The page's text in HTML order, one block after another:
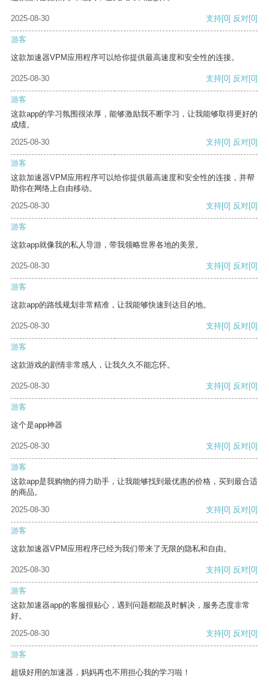
2025-08-30 支持[0] 反对[0]
游客
这款加速器VPM应用程序可以给你提供最高速度和安全性的连接。
2025-08-30 支持[0] 反对[0]
游客
这款app的学习氛围很浓厚，能够激励我不断学习，让我能够取得更好的
成绩。
2025-08-30
支持[0] 反对[0]
游客
这款加速器VPM应用程序可以给你提供最高速度和安全性的连接，并帮
助你在网络上自由移动。
2025-08-30
支持[0] 反对[0]
游客
这款app就像我的私人导游，带我领略世界各地的美景。
2025-08-30 支持[0] 反对[0]
游客
这款app的路线规划非常精准，让我能够快速到达目的地。
2025-08-30 支持[0] 反对[0]
游客
这款游戏的剧情非常感人，让我久久不能忘怀。
2025-08-30 支持[0] 反对[0]
游客
这个是app神器
2025-08-30 支持[0] 反对[0]
游客
这款app是我购物的得力助手，让我能够找到最优惠的价格，买到最合适
的商品。
2025-08-30
支持[0] 反对[0]
游客
这款加速器VPM应用程序已经为我们带来了无限的隐私和自由。
2025-08-30 支持[0] 反对[0]
游客
这款加速器app的客服很贴心，遇到问题都能及时解决，服务态度非常
好。
2025-08-30
支持[0] 反对[0]
游客
超级好用的加速器，妈妈再也不用担心我的学习啦！